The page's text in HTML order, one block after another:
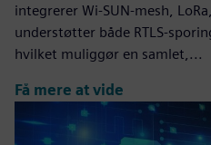
integrerer Wi-SUN-mesh,
understøtter både RTLS-
hvilket muliggør en samlet,...
Få mere at vide